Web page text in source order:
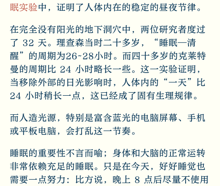
眠实验中，证明了人体内在的稳定的昼夜节律。
在完全没有阳光的地下洞穴中，两位研究者度过
了 32 天。理查森当时二十多岁，“睡眠—清
醒”的周期为26~28小时。而四十多岁的克莱特
曼的周期比 24 小时略长一些。这一实验证明，
当移除外部的日光影响时，人体内的“一天”比
24 小时稍长一点，这已经成了固有生理规律。
而人造光源，特别是富含蓝光的电脑屏幕、手机
或平板电脑，会打乱这一节奏。
睡眠的重要性不言而喻；身体和大脑的正常运转
非常依赖充足的睡眠。只是在今天，好好睡觉也
需要一点努力：比方说，晚上 8 点后尽量不使用